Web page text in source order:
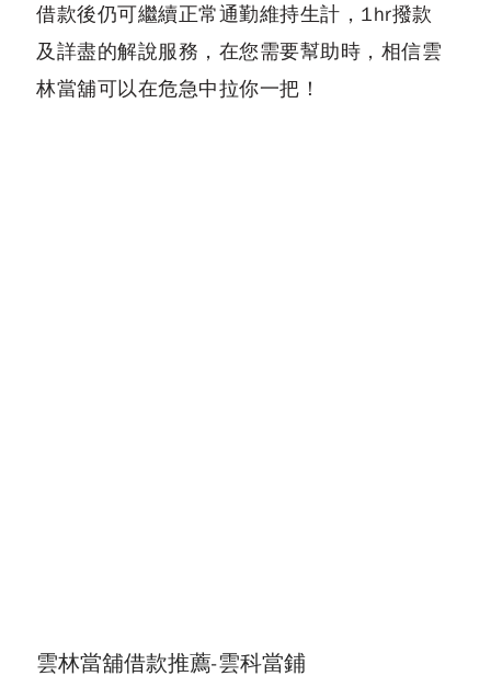
借款後仍可繼續正常通勤維持生計，1hr撥款
及詳盡的解說服務，在您需要幫助時，相信雲
林當舖可以在危急中拉你一把！
雲林當舖借款推薦-雲科當鋪